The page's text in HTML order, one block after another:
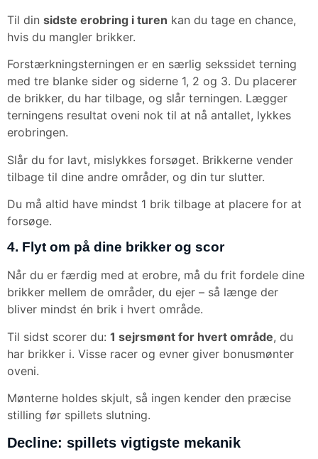
Til din sidste erobring i turen kan du tage en chance,
hvis du mangler brikker.
Forstærkningsterningen er en særlig sekssidet terning
med tre blanke sider og siderne 1, 2 og 3. Du placerer
de brikker, du har tilbage, og slår terningen. Lægger
terningens resultat oveni nok til at nå antallet, lykkes
erobringen.
Slår du for lavt, mislykkes forsøget. Brikkerne vender
tilbage til dine andre områder, og din tur slutter.
Du må altid have mindst 1 brik tilbage at placere for at
forsøge.
4. Flyt om på dine brikker og scor
Når du er færdig med at erobre, må du frit fordele dine
brikker mellem de områder, du ejer – så længe der
bliver mindst én brik i hvert område.
Til sidst scorer du: 1 sejrsmønt for hvert område, du
har brikker i. Visse racer og evner giver bonusmønter
oveni.
Mønterne holdes skjult, så ingen kender den præcise
stilling før spillets slutning.
Decline: spillets vigtigste mekanik